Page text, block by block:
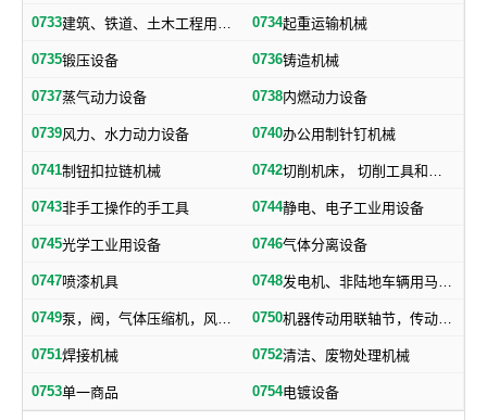
0733 建筑、铁道、土木工程用机械 0734起重运输机械
0735锻压设备 0736铸造机械
0737蒸气动力设备 0738内燃动力设备
0739风力、水力动力设备 0740办公用制针钉机械
0741制钮扣拉链机械 0742 切削机床， 切削工具和其他金属加工机械
0743非手工操作的手工具 0744静电、电子工业用设备
0745光学工业用设备 0746气体分离设备
0747喷漆机具 0748 发电机、非陆地车辆用马达和引擎及其零部件
0749 泵，阀，气体压缩机，风机，，液压元件，气动元件 0750 机器传动用联轴节，传动带及其他机器零部件
0751焊接机械 0752清洁、废物处理机械
0753单一商品 0754电镀设备